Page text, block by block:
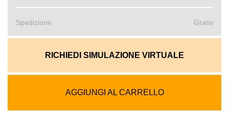
Spedizione Gratis
RICHIEDI SIMULAZIONE VIRTUALE
AGGIUNGI AL CARRELLO